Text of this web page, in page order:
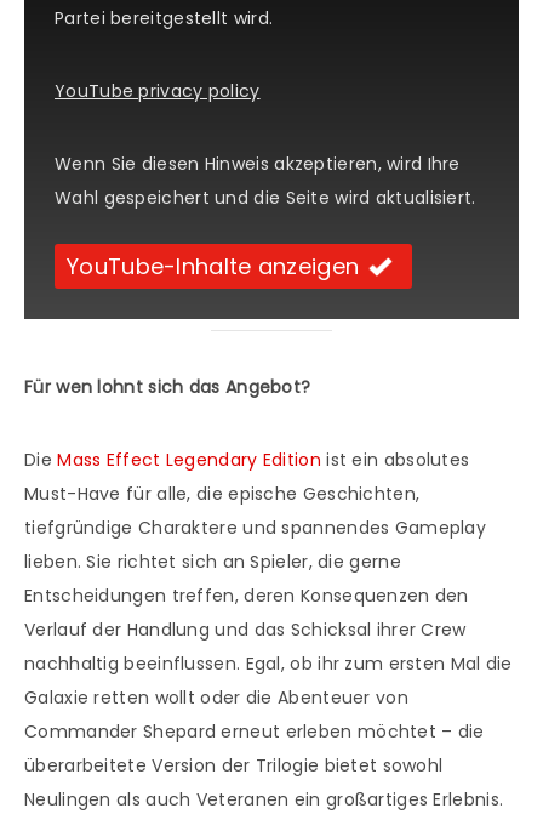
Partei bereitgestellt wird.
YouTube privacy policy
Wenn Sie diesen Hinweis akzeptieren, wird Ihre
Wahl gespeichert und die Seite wird aktualisiert.
YouTube-Inhalte anzeigen
Für wen lohnt sich das Angebot?
DieMass Effect Legendary Edition ist ein absolutes
Must-Have für alle, die epische Geschichten,
tiefgründige Charaktere und spannendes Gameplay
lieben. Sie richtet sich an Spieler, die gerne
Entscheidungen treffen, deren Konsequenzen den
Verlauf der Handlung und das Schicksal ihrer Crew
nachhaltig beeinflussen. Egal, ob ihr zum ersten Mal die
Galaxie retten wollt oder die Abenteuer von
Commander Shepard erneut erleben möchtet – die
überarbeitete Version der Trilogie bietet sowohl
Neulingen als auch Veteranen ein großartiges Erlebnis.